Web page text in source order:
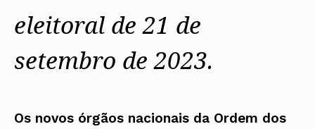
eleitoral de 21 de
setembro de 2023.
Os novos órgãos nacionais da Ordem dos